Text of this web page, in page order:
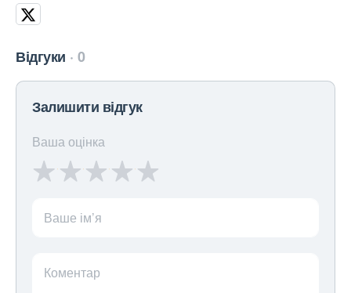
Відгуки 0
Залишити відгук
Ваша оцінка
Ваше ім’я
Коментар